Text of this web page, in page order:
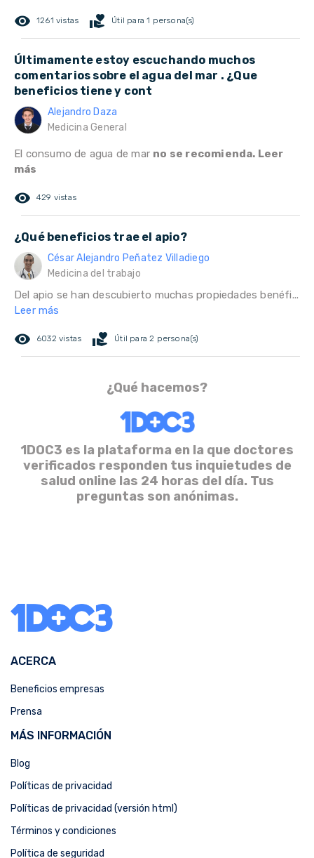
remove_red_eye 1261 vistas volunteer_activism Útil para 1 persona(s)
Últimamente estoy escuchando muchos
comentarios sobre el agua del mar . ¿Que
beneficios tiene y cont
Alejandro Daza
Medicina General
El consumo de agua de mar no se recomienda. Leer
más
remove_red_eye 429 vistas
¿Qué beneficios trae el apio?
César Alejandro Peñatez Villadiego
Medicina del trabajo
Del apio se han descubierto muchas propiedades benéfi...
Leer más
remove_red_eye 6032 vistas volunteer_activism Útil para 2 persona(s)
¿Qué hacemos?
1DOC3 es la plataforma en la que doctores
verificados responden tus inquietudes de
salud online las 24 horas del día. Tus
preguntas son anónimas.
ACERCA
Beneficios empresas
Prensa
MÁS INFORMACIÓN
Blog
Políticas de privacidad
Políticas de privacidad (versión html)
Términos y condiciones
Política de seguridad